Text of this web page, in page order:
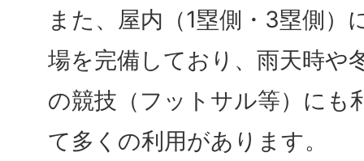
また、屋内（1塁側・3塁側）
場を完備しており、雨天時や
の競技（フットサル等）にも
て多くの利用があります。